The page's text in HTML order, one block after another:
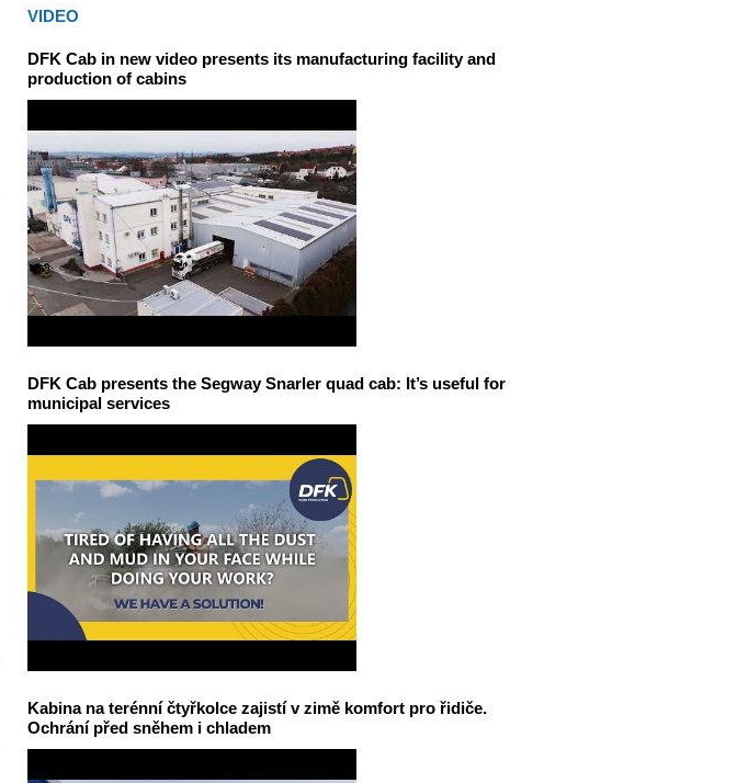
VIDEO
DFK Cab in new video presents its manufacturing facility and
production of cabins
DFK Cab presents the Segway Snarler quad cab: It’s useful for
municipal services
Kabina na terénní čtyřkolce zajistí v zimě komfort pro řidiče.
Ochrání před sněhem i chladem